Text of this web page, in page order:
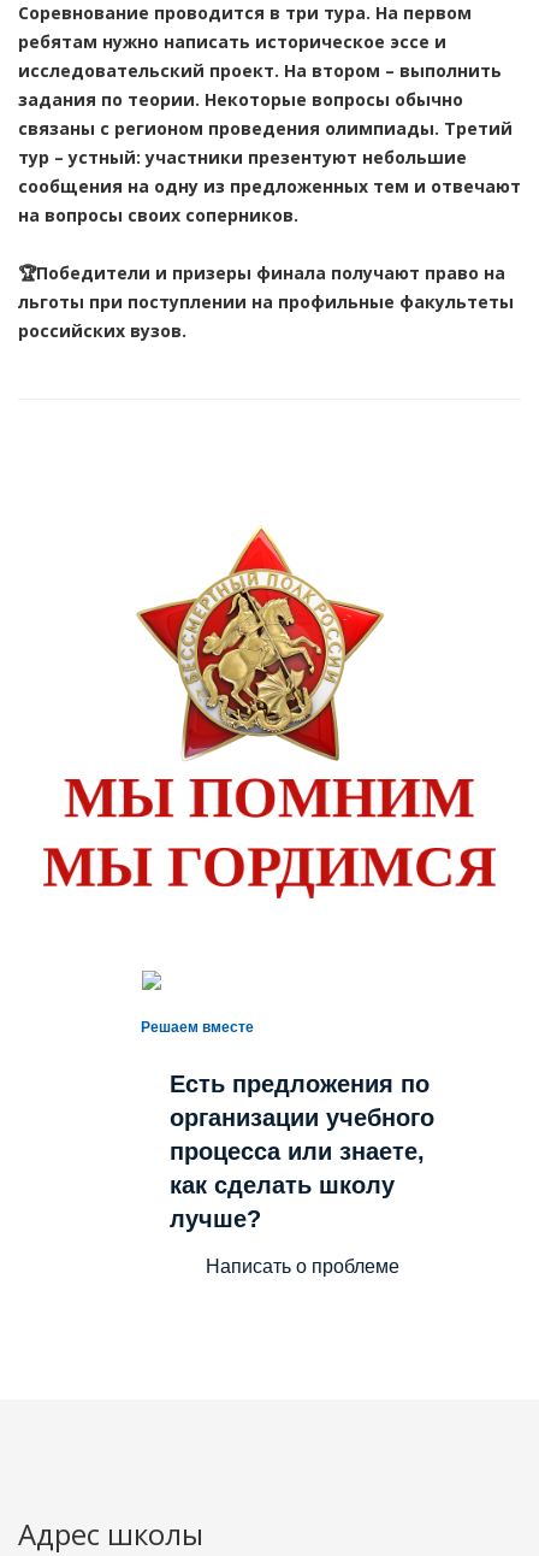
Соревнование проводится в три тура. На первом
ребятам нужно написать историческое эссе и
исследовательский проект. На втором – выполнить
задания по теории. Некоторые вопросы обычно
связаны с регионом проведения олимпиады. Третий
тур – устный: участники презентуют небольшие
сообщения на одну из предложенных тем и отвечают
на вопросы своих соперников.
🏆Победители и призеры финала получают право на
льготы при поступлении на профильные факультеты
российских вузов.
Решаем вместе
Есть предложения по
организации учебного
процесса или знаете,
как сделать школу
лучше?
Написать о проблеме
Адрес школы